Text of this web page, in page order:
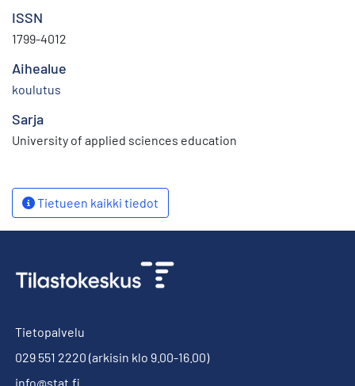
ISSN
1799-4012
Aihealue
koulutus
Sarja
University of applied sciences education
Tietueen kaikki tiedot
Tietopalvelu
029 551 2220 (arkisin klo 9.00-16.00)
info@stat.fi